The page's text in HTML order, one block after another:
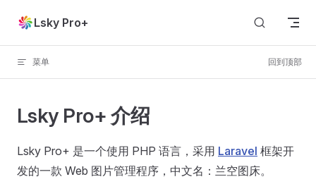
Skip to content
Lsky Pro+
菜单 回到顶部
Lsky Pro+ 介绍
Lsky Pro+ 是一个使用 PHP 语言，采用 Laravel 框架开
发的一款 Web 图片管理程序，中文名：兰空图床。